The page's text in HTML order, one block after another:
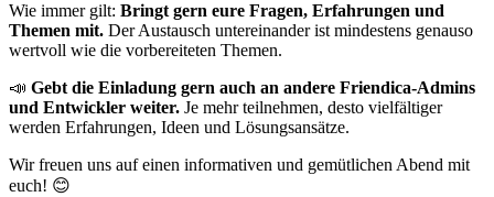
Wie immer gilt: Bringt gern eure Fragen, Erfahrungen und
Themen mit. Der Austausch untereinander ist mindestens genauso
wertvoll wie die vorbereiteten Themen.
📣 Gebt die Einladung gern auch an andere Friendica-Admins
und Entwickler weiter. Je mehr teilnehmen, desto vielfältiger
werden Erfahrungen, Ideen und Lösungsansätze.
Wir freuen uns auf einen informativen und gemütlichen Abend mit
euch! 😊